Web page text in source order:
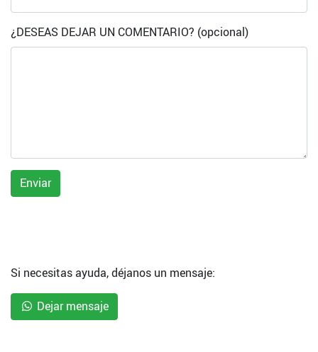
¿DESEAS DEJAR UN COMENTARIO? (opcional)
Enviar
Si necesitas ayuda, déjanos un mensaje:
Dejar mensaje